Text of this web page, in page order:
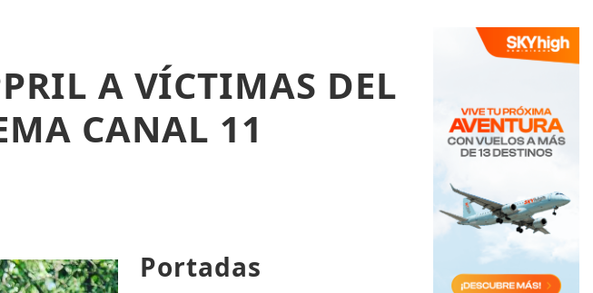
A VÍCTIMAS DEL
CANAL 11
Portadas